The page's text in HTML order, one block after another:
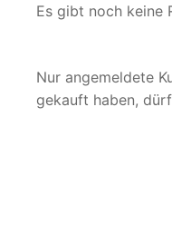
Es gibt noch keine
Nur angemeldete
gekauft haben,